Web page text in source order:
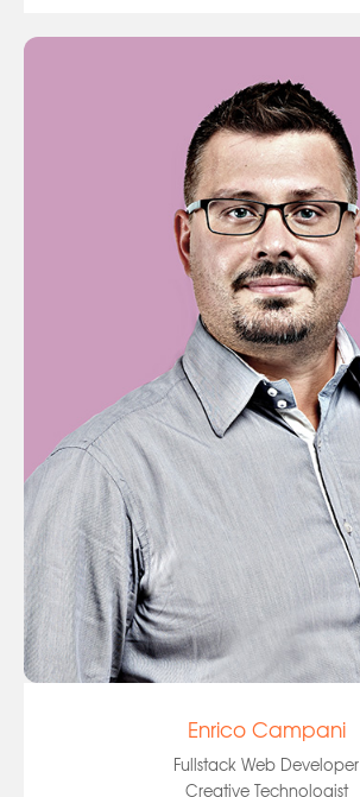
Enrico Campani
Fullstack Web Developer
Creative Technologist